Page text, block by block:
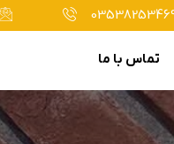
تماس با ما